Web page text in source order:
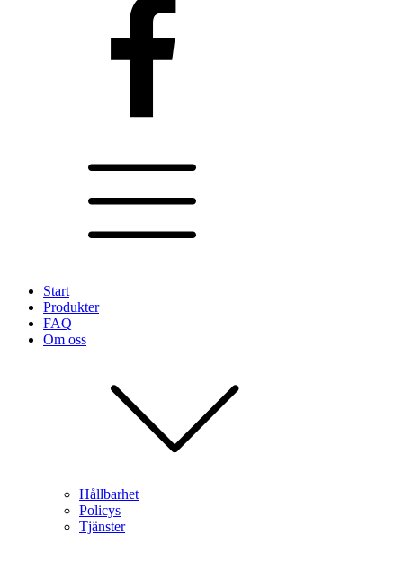
Start
Produkter
FAQ
Om oss
Hållbarhet
Policys
Tjänster